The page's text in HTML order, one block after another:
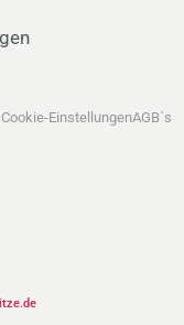
Cookie-EinstellungenAGB´s